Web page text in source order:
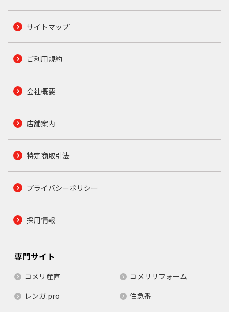
サイトマップ
ご利用規約
会社概要
店舗案内
特定商取引法
プライバシーポリシー
採用情報
専門サイト
コメリ産直
コメリリフォーム
レンガ.pro
住急番